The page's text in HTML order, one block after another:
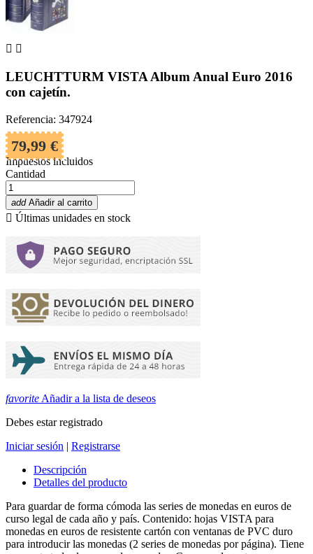
 
LEUCHTTURM VISTA Album Anual Euro 2016
con cajetín.
Referencia: 347924
79,99 €
Impuestos incluidos
Cantidad
add Añadir al carrito
 Últimas unidades en stock
favorite Añadir a la lista de deseos
Debes estar registrado
Iniciar sesión | Registrarse
Descripción
Detalles del producto
Para guardar de forma cómoda las series de monedas en euros de
curso legal de cada año y país. Contenido: hojas VISTA para
monedas en euros de resistente cartón con ventanas de PVC duro
para introducir las monedas (2 series de monedas por página). Tiene